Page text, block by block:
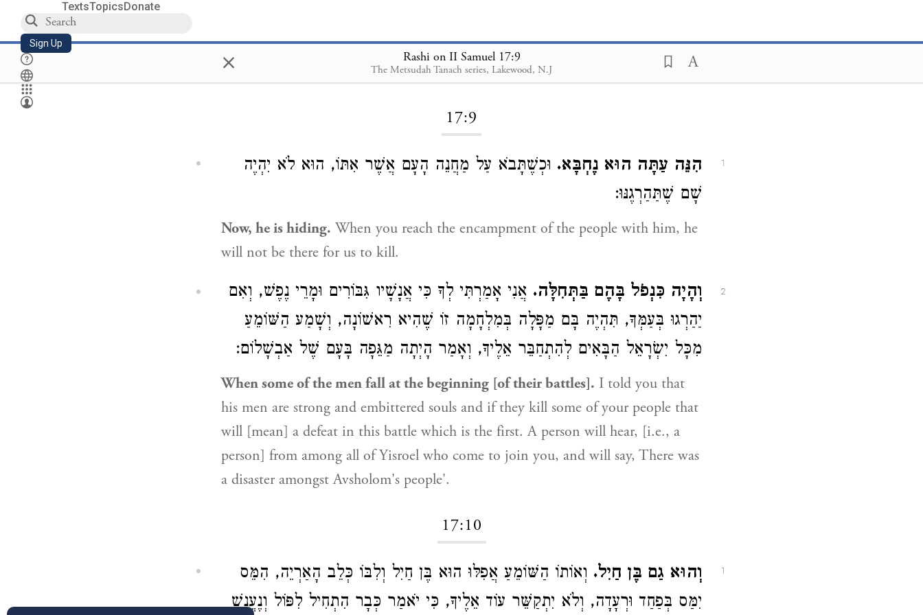
TextsTopicsDonate
Sign Up × Rashi on II Samuel 17:9
The Metsudah Tanach series, Lakewood, N.J
Loading...
17:9
1 הִנֵּה עַתָּה הוּא נֶחְבָּא. וּכְשֶׁתָּבֹא עַל מַחֲנֵה הָעָם אֲשֶׁר אִתּוֹ, הוּא לֹא יִהְיֶה
שָׁם שֶׁתַּהַרְגֶנּוּ:
Now, he is hiding. When you reach the encampment of the people with him, he
will not be there for us to kill.
2 וְהָיָה כִּנְפֹל בָּהֶם בַּתְּחִלָּה. אֲנִי אָמַרְתִּי לְךָ כִּי אֲנָשָׁיו גִּבּוֹרִים וּמָרֵי נֶפֶשׁ, וְאִם
יַהַרְגוּ בְּעַמְּךָ, תִּהְיֶה בָּם מַפָּלָה בְּמִלְחָמָה זוֹ שֶׁהִיא רִאשׁוֹנָה, וְשָׁמַע הַשּׁוֹמֵעַ
מִכָּל יִשְׂרָאֵל הַבָּאִים לְהִתְחַבֵּר אֵלֶיךָ, וְאָמַר הָיְתָה מַגֵּפָה בָּעָם שֶׁל אַבְשָׁלוֹם:
When some of the men fall at the beginning [of their battles]. I told you that
his men are strong and embittered souls and if they kill some of your people that
will [mean] a defeat in this battle which is the first. A person will hear, [i.e., a
person] from among all of Yisroel who come to join you, and will say, There was
a disaster amongst Avsholom's people'.
17:10
1 וְהוּא גַם בֶּן חַיִל. וְאוֹתוֹ הַשּׁוֹמֵעַ אֲפִלּוּ הוּא בֶּן חַיִל וְלִבּוֹ כְּלֵב הָאַרְיֵה, הִמֵּס
יִמַּס בְּפַחַד וּרְעָדָה, וְלֹא יִתְקַשֵּׁר עוֹד אֵלֶיךָ, כִּי יֹאמַר כְּבָר הִתְחִיל לִפּוֹל וְנֶעֱנָשׁ